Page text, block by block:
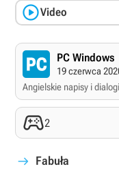
Video
PC Windows
19 czerwca
Angielskie napisy i
2
Fabuła